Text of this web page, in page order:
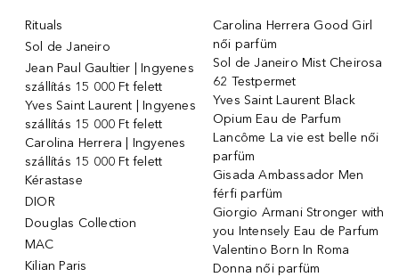
Rituals
Sol de Janeiro
Jean Paul Gaultier | Ingyenes
szállítás 15 000 Ft felett
Yves Saint Laurent | Ingyenes
szállítás 15 000 Ft felett
Carolina Herrera | Ingyenes
szállítás 15 000 Ft felett
Kérastase
DIOR
Douglas Collection
MAC
Kilian Paris
Carolina Herrera Good Girl
női parfüm
Sol de Janeiro Mist Cheirosa
62 Testpermet
Yves Saint Laurent Black
Opium Eau de Parfum
Lancôme La vie est belle női
parfüm
Gisada Ambassador Men
férfi parfüm
Giorgio Armani Stronger with
you Intensely Eau de Parfum
Valentino Born In Roma
Donna női parfüm